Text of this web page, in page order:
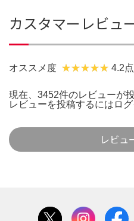
カスタマーレビュ
オススメ度 4.2点
現在、3452件のレビューが
レビューを投稿するには ロ
レビュ